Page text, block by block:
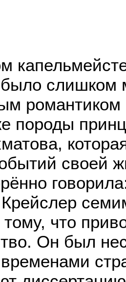
слишком
породы
своей
тому, что
Он был
временами